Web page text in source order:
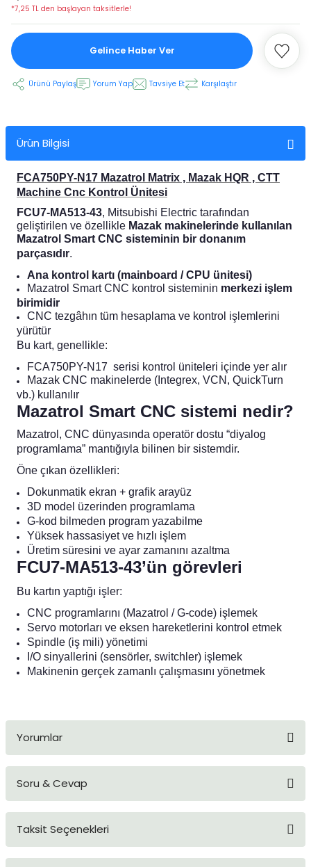
Yuvası
Kablo
Motor
Kablo
Kablo
Membranı
PLG Encoder
*7,25 TL den başlayan taksitlerle!
Gelince Haber Ver
Ürünü Paylaş Yorum Yap Tavsiye Et Karşılaştır
Ürün Bilgisi
FCA750PY-N17 Mazatrol Matrix , Mazak HQR , CTT
Machine Cnc Kontrol Ünitesi
FCU7-MA513-43, Mitsubishi Electric tarafından
geliştirilen ve özellikle Mazak makinelerinde kullanılan
Mazatrol Smart CNC sisteminin bir donanım
parçasıdır.
Ana kontrol kartı (mainboard / CPU ünitesi)
Mazatrol Smart CNC kontrol sisteminin merkezi işlem
birimidir
CNC tezgâhın tüm hesaplama ve kontrol işlemlerini
yürütür
Bu kart, genellikle:
FCA750PY-N17 serisi kontrol üniteleri içinde yer alır
Mazak CNC makinelerde (Integrex, VCN, QuickTurn
vb.) kullanılır
Mazatrol Smart CNC sistemi nedir?
Mazatrol, CNC dünyasında operatör dostu “diyalog
programlama” mantığıyla bilinen bir sistemdir.
Öne çıkan özellikleri:
Dokunmatik ekran + grafik arayüz
3D model üzerinden programlama
G-kod bilmeden program yazabilme
Yüksek hassasiyet ve hızlı işlem
Üretim süresini ve ayar zamanını azaltma
FCU7-MA513-43’ün görevleri
Bu kartın yaptığı işler:
CNC programlarını (Mazatrol / G-code) işlemek
Servo motorları ve eksen hareketlerini kontrol etmek
Spindle (iş mili) yönetimi
I/O sinyallerini (sensörler, switchler) işlemek
Makinenin gerçek zamanlı çalışmasını yönetmek
Yorumlar
Soru & Cevap
Taksit Seçenekleri